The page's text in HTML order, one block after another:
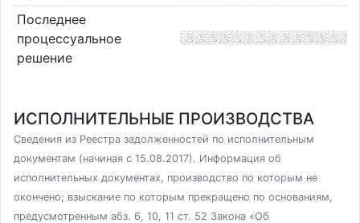
Последнее
процессуальное
решение
ИСПОЛНИТЕЛЬНЫЕ ПРОИЗВОДСТВА
Сведения из Реестра задолженностей по исполнительным
документам (начиная с 15.08.2017). Информация об
исполнительных документах, производство по которым не
окончено; взыскание по которым прекращено по основаниям,
предусмотренным абз. 6, 10, 11 ст. 52 Закона «Об